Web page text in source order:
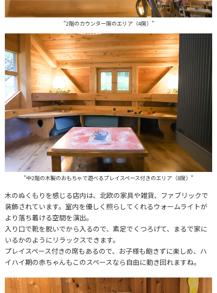
"2階のカウンター席のエリア（4席）"
"中2階の木製のおもちゃで遊べるプレイスペース付きのエリア（8席）"
木のぬくもりを感じる店内は、北欧の家具や雑貨、ファブリックで
装飾されています。室内を優しく照らしてくれるウォームライトが
より落ち着ける空間を演出。
入り口で靴を脱いでから入るので、素足でくつろげて、まるで家に
いるかのようにリラックスできます。
プレイスペース付きの席もあるので、お子様も飽きずに楽しめ、ハ
イハイ期の赤ちゃんもこのスペースなら自由に動き回れますね。